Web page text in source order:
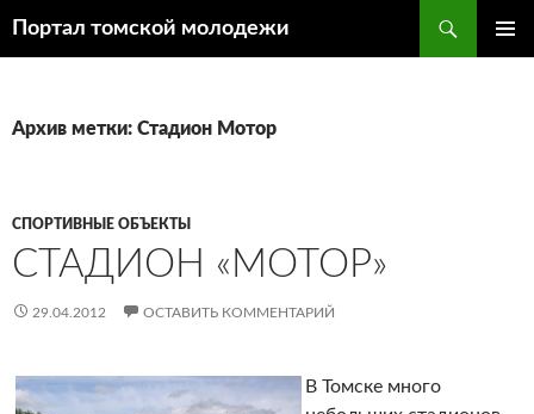
Портал томской молодежи
Архив метки: Стадион Мотор
СПОРТИВНЫЕ ОБЪЕКТЫ
СТАДИОН «МОТОР»
29.04.2012 ОСТАВИТЬ КОММЕНТАРИЙ
В Томске много